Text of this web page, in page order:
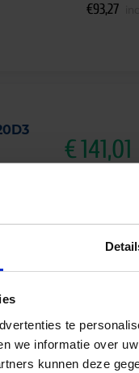
te
we informatie over
kunnen deze
€93,27
€141,01
0-
€ 72,21
€ 87,37